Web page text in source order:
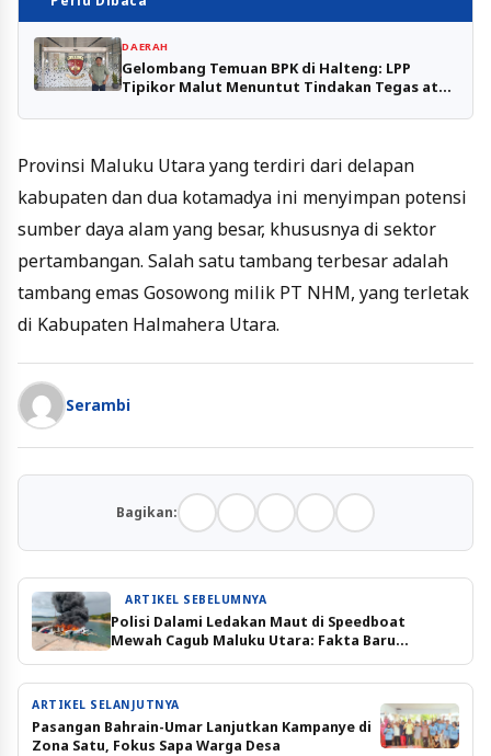
DAERAH
Gelombang Temuan BPK di Halteng: LPP
Tipikor Malut Menuntut Tindakan Tegas atas
Provinsi Maluku Utara yang terdiri dari delapan
kabupaten dan dua kotamadya ini menyimpan potensi
sumber daya alam yang besar, khususnya di sektor
pertambangan. Salah satu tambang terbesar adalah
tambang emas Gosowong milik PT NHM, yang terletak
di Kabupaten Halmahera Utara.
Serambi
Bagikan:
ARTIKEL SEBELUMNYA
Polisi Dalami Ledakan Maut di Speedboat
Mewah Cagub Maluku Utara: Fakta Baru
ARTIKEL SELANJUTNYA
Pasangan Bahrain-Umar Lanjutkan Kampanye di
Zona Satu, Fokus Sapa Warga Desa